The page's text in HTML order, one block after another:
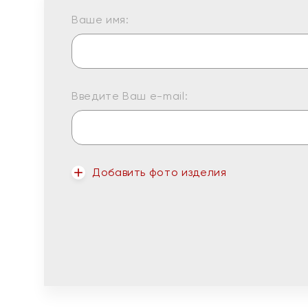
Ваше имя:
Введите Ваш e-mail:
Добавить фото изделия